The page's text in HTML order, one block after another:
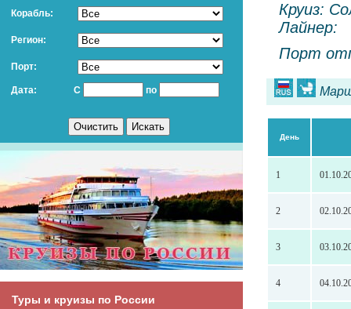
Корабль:
Регион:
Порт:
Дата: С по
Туры и круизы по России
Круиз:
Лайнер:
Порт
День
1
2
3
4